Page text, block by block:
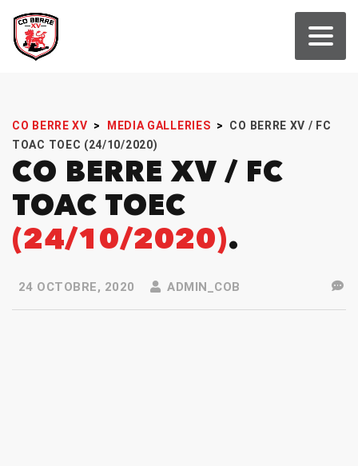
CO BERRE XV > MEDIA GALLERIES >
CO BERRE XV / FC
TOAC TOEC (24/10/2020)
CO BERRE XV / FC
TOAC TOEC
(24/10/2020)
24 OCTOBRE, 2020 ADMIN_COB